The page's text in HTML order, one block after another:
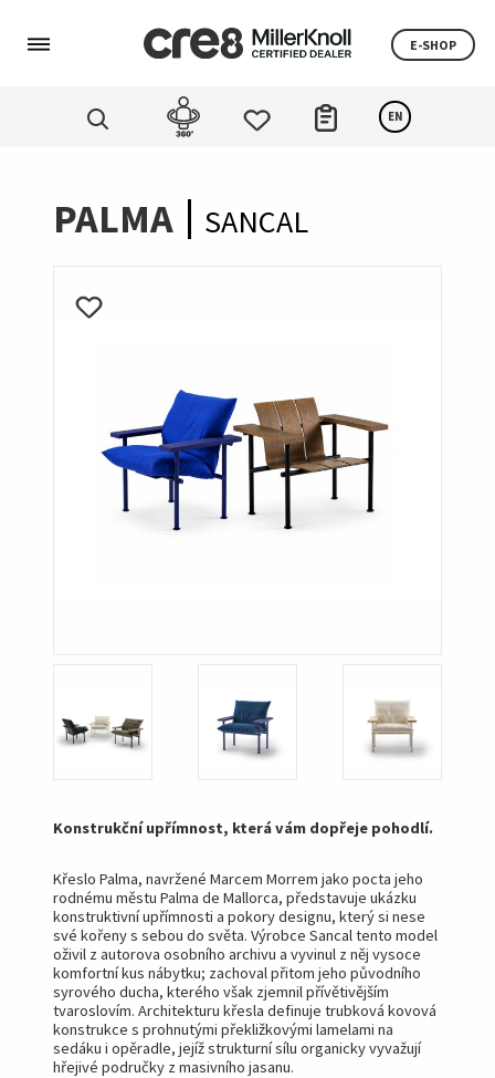
E-SHOP
EN
PALMA SANCAL
Konstrukční upřímnost, která vám dopřeje pohodlí.
Křeslo Palma, navržené Marcem Morrem jako pocta jeho
rodnému městu Palma de Mallorca, představuje ukázku
konstruktivní upřímnosti a pokory designu, který si nese
své kořeny s sebou do světa. Výrobce Sancal tento model
oživil z autorova osobního archivu a vyvinul z něj vysoce
komfortní kus nábytku; zachoval přitom jeho původního
syrového ducha, kterého však zjemnil přívětivějším
tvaroslovím. Architekturu křesla definuje trubková kovová
konstrukce s prohnutými překližkovými lamelami na
sedáku i opěradle, jejíž strukturní sílu organicky vyvažují
hřejivé područky z masivního jasanu.